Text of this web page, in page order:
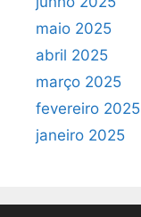
maio 2025
abril 2025
março 2025
fevereiro 2025
janeiro 2025